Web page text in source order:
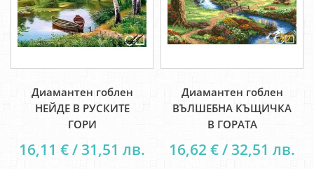
Диамантен гоблен
НЕЙДЕ В РУСКИТЕ
ГОРИ
16,11 € / 31,51 лв.
Диамантен гоблен
ВЪЛШЕБНА КЪЩИЧКА
В ГОРАТА
16,62 € / 32,51 лв.